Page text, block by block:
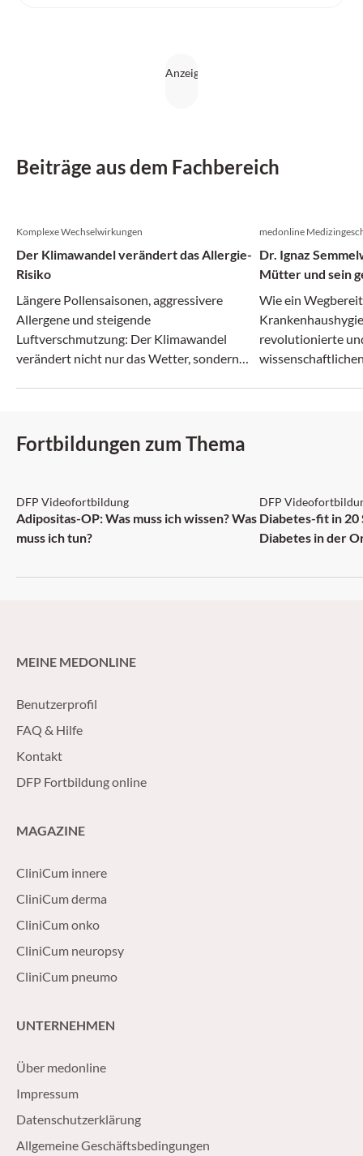
Beiträge aus dem Fachbereich
Komplexe Wechselwirkungen
Der Klimawandel verändert das Allergie-
Risiko
Längere Pollensaisonen, aggressivere
Allergene und steigende
Luftverschmutzung: Der Klimawandel
verändert nicht nur das Wetter, sondern
medonline
Dr. Ignaz
Mütter und sein
Irrenanstalt
Wie ein
revolutionierte
Fortbildungen zum Thema
DFP: 2 Punkte
DFP Videofortbildung
Adipositas-OP: Was muss ich wissen? Was
muss ich tun?
DFP
Diabetes-fit in
Diabetes in der
MEINE MEDONLINE
Benutzerprofil
FAQ & Hilfe
Kontakt
DFP Fortbildung online
MAGAZINE
CliniCum innere
CliniCum derma
CliniCum onko
CliniCum neuropsy
CliniCum pneumo
UNTERNEHMEN
Über medonline
Impressum
Datenschutzerklärung
Allgemeine Geschäftsbedingungen